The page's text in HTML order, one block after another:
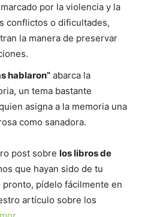
por la violencia y la
conflictos o dificultades,
la manera de preservar
hablaron” abarca la
un tema bastante
asigna a la memoria una
como sanadora.
post sobre los libros de
que hayan sido de tu
pídelo fácilmente en
artículo sobre los